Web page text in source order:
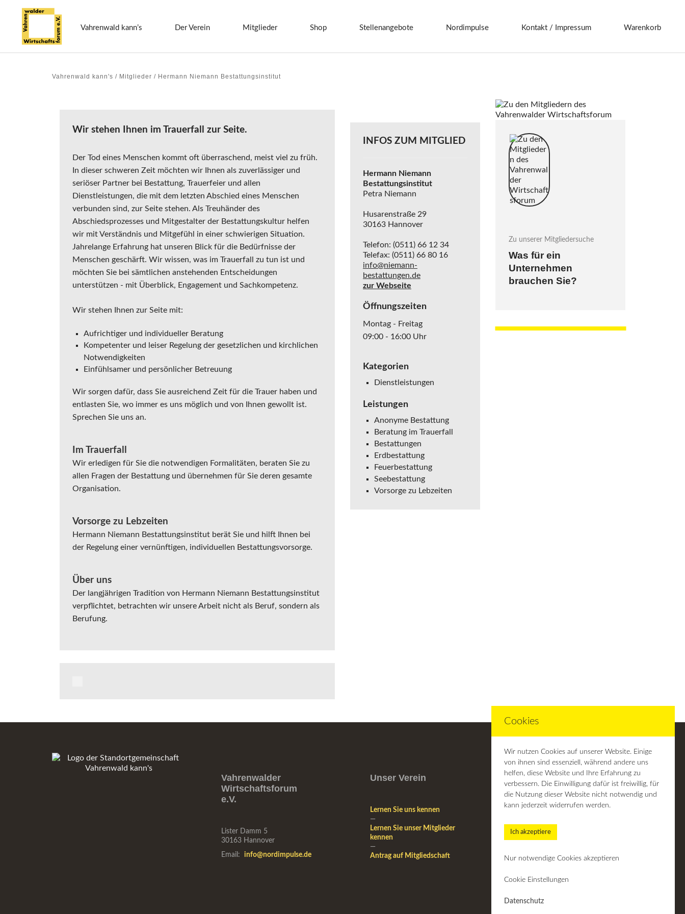
Vahrenwald kann’s Der Verein Mitglieder Shop Stellenangebote Nordimpulse Kontakt / Impressum Warenkorb
Vahrenwald kann's / Mitglieder / Hermann Niemann Bestattungsinstitut
Wir stehen Ihnen im Trauerfall zur Seite.
Der Tod eines Menschen kommt oft überraschend, meist viel zu früh.
In dieser schweren Zeit möchten wir Ihnen als zuverlässiger und
seriöser Partner bei Bestattung, Trauerfeier und allen
Dienstleistungen, die mit dem letzten Abschied eines Menschen
verbunden sind, zur Seite stehen. Als Treuhänder des
Abschiedsprozesses und Mitgestalter der Bestattungskultur helfen
wir mit Verständnis und Mitgefühl in einer schwierigen Situation.
Jahrelange Erfahrung hat unseren Blick für die Bedürfnisse der
Menschen geschärft. Wir wissen, was im Trauerfall zu tun ist und
möchten Sie bei sämtlichen anstehenden Entscheidungen
unterstützen - mit Überblick, Engagement und Sachkompetenz.
Wir stehen Ihnen zur Seite mit:
Aufrichtiger und individueller Beratung
Kompetenter und leiser Regelung der gesetzlichen und kirchlichen
Notwendigkeiten
Einfühlsamer und persönlicher Betreuung
Wir sorgen dafür, dass Sie ausreichend Zeit für die Trauer haben und
entlasten Sie, wo immer es uns möglich und von Ihnen gewollt ist.
Sprechen Sie uns an.
Im Trauerfall
Wir erledigen für Sie die notwendigen Formalitäten, beraten Sie zu
allen Fragen der Bestattung und übernehmen für Sie deren gesamte
Organisation.
Vorsorge zu Lebzeiten
Hermann Niemann Bestattungsinstitut berät Sie und hilft Ihnen bei
der Regelung einer vernünftigen, individuellen Bestattungsvorsorge.
Über uns
Der langjährigen Tradition von Hermann Niemann Bestattungsinstitut
verpflichtet, betrachten wir unsere Arbeit nicht als Beruf, sondern als
Berufung.
INFOS ZUM MITGLIED
Hermann Niemann
Bestattungsinstitut
Petra Niemann
Husarenstraße 29
30163 Hannover
Telefon: (0511) 66 12 34
Telefax: (0511) 66 80 16
info@niemann-
bestattungen.de
zur Webseite
Öffnungszeiten
Montag - Freitag
09:00 - 16:00 Uhr
Kategorien
Dienstleistungen
Leistungen
Anonyme Bestattung
Beratung im Trauerfall
Bestattungen
Erdbestattung
Feuerbestattung
Seebestattung
Vorsorge zu Lebzeiten
Zu unserer Mitgliedersuche
Was für ein
Unternehmen
brauchen Sie?
Vahrenwalder
Wirtschaftsforum
e.V.
Lister Damm 5
30163 Hannover
Email: info@nordimpulse.de
Unser Verein
Lernen Sie uns kennen
—
Lernen Sie unser Mitglieder
kennen
—
Antrag auf Mitgliedschaft
Rechtliches
Kontakt / Impressum
Datenschutzerklärung
Cookies
Wir nutzen Cookies auf unserer Website. Einige
von ihnen sind essenziell, während andere uns
helfen, diese Website und Ihre Erfahrung zu
verbessern. Die Einwilligung dafür ist freiwillig, für
die Nutzung dieser Website nicht notwendig und
kann jederzeit widerrufen werden.
Ich akzeptiere
Nur notwendige Cookies akzeptieren
Cookie Einstellungen
Datenschutz